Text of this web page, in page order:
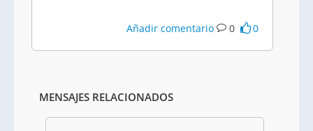
Añadir comentario 0 0
MENSAJES RELACIONADOS